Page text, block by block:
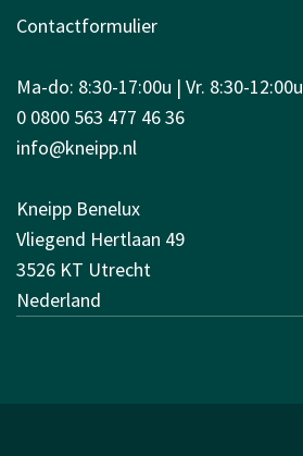
Contactformulier
Ma-do: 8:30-17:00u | Vr. 8:30-12:00u
0 0800 563 477 46 36
info@kneipp.nl
Kneipp Benelux
Vliegend Hertlaan 49
3526 KT Utrecht
Nederland